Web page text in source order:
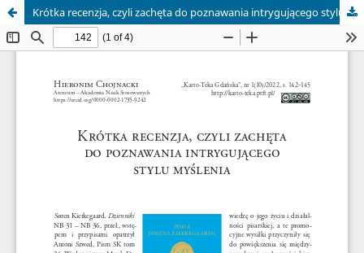
Krótka recenzja, czyli zachęta do poznawania intrygującego stylu myślenia